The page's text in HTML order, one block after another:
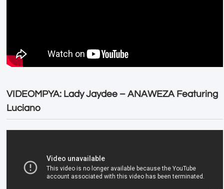
VIDEOMPYA: Lady Jaydee – ANAWEZA Featuring
Luciano